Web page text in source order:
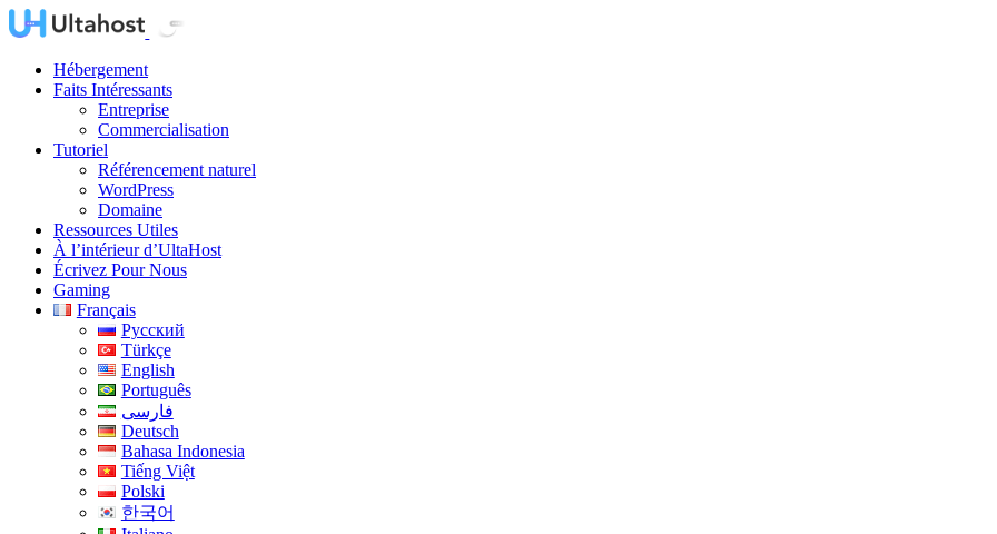
Hébergement
Faits Intéressants
Entreprise
Commercialisation
Tutoriel
Référencement naturel
WordPress
Domaine
Ressources Utiles
À l’intérieur d’UltaHost
Écrivez Pour Nous
Gaming
Français
Русский
Türkçe
English
Português
فارسی
Deutsch
Bahasa Indonesia
Tiếng Việt
Polski
한국어